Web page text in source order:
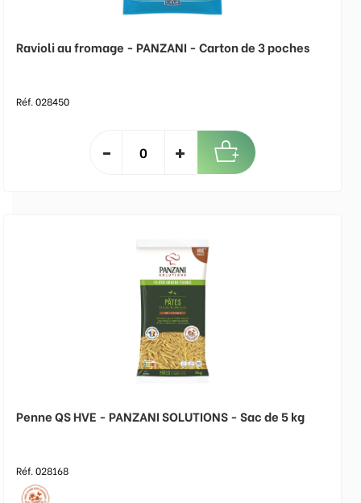
Ravioli au fromage - PANZANI - Carton de 3 poches
Réf. 028450
Penne QS HVE - PANZANI SOLUTIONS - Sac de 5 kg
Réf. 028168